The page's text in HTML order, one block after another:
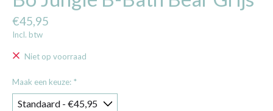
€45,95
Incl. btw
Niet op voorraad
Maak een keuze: *